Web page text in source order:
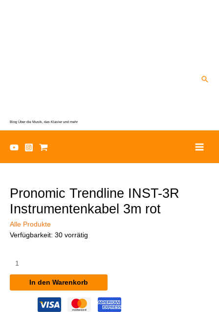
Blog Über die Musik, das Klavier und mehr
Pronomic Trendline INST-3R
Instrumentenkabel 3m rot
Alle Produkte
Verfügbarkeit: 30 vorrätig
Trendline
3R
Instrumentenkabel
In den Warenkorb